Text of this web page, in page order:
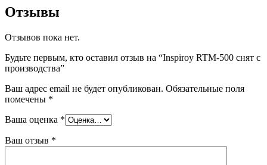
Отзывы
Отзывов пока нет.
Будьте первым, кто оставил отзыв на “Inspiroy RTM-500 снят с
производства”
Ваш адрес email не будет опубликован. Обязательные поля
помечены *
Ваша оценка *
Ваш отзыв *